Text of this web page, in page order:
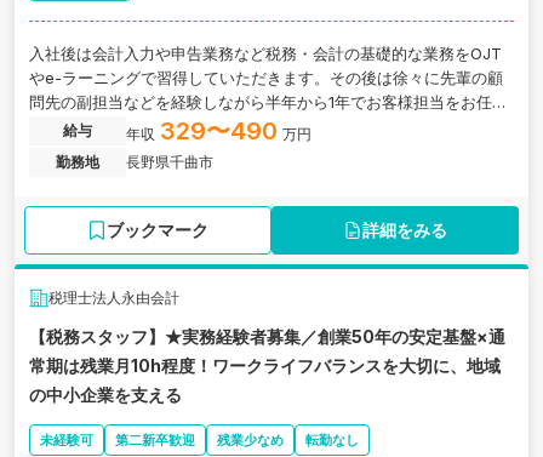
入社後は会計入力や申告業務など税務・会計の基礎的な業務をOJT
やe-ラーニングで習得していただきます。その後は徐々に先輩の顧
問先の副担当などを経験しながら半年から1年でお客様担当をお任せ
します。長野県千曲市にある、中小企業オーナーに特化したコンサ
ルを強みとする税理士法人の求人です。
給与 年収 329〜490 万円
勤務地
長野県千曲市
ブックマーク 詳細をみる
税理士法人永由会計
【税務スタッフ】★実務経験者募集／創業50年の安定基盤×通
常期は残業月10h程度！ワークライフバランスを大切に、地域
の中小企業を支える
未経験可 第二新卒歓迎 残業少なめ 転勤なし